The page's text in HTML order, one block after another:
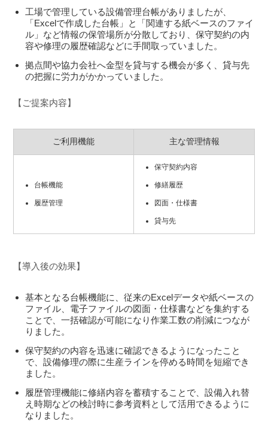
工場で管理している設備管理台帳がありましたが、
「Excelで作成した台帳」と「関連する紙ベースのファイ
ル」など情報の保管場所が分散しており、保守契約の内
容や修理の履歴確認などに手間取っていました。
拠点間や協力会社へ金型を貸与する機会が多く、貸与先
の把握に労力がかかっていました。
【ご提案内容】
ご利用機能 主な管理情報
台帳機能
履歴管理
保守契約内容
修繕履歴
図面・仕様書
貸与先
【導入後の効果】
基本となる台帳機能に、従来のExcelデータや紙ベースの
ファイル、電子ファイルの図面・仕様書などを集約する
ことで、一括確認が可能になり作業工数の削減につなが
りました。
保守契約の内容を迅速に確認できるようになったこと
で、設備修理の際に生産ラインを停める時間を短縮でき
ました。
履歴管理機能に修繕内容を蓄積することで、設備入れ替
え時期などの検討時に参考資料として活用できるように
なりました。